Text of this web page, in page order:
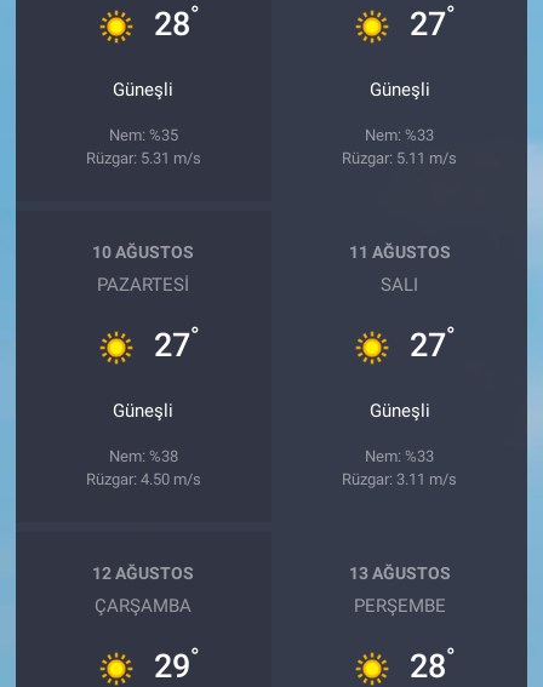
28°
Güneşli
Nem: %35
Rüzgar: 5.31 m/s
27°
Güneşli
Nem: %33
Rüzgar: 5.11 m/s
10 AĞUSTOS
PAZARTESI
27°
Güneşli
Nem: %38
Rüzgar: 4.50 m/s
11 AĞUSTOS
SALI
27°
Güneşli
Nem: %33
Rüzgar: 3.11 m/s
12 AĞUSTOS
ÇARŞAMBA
29°
13 AĞUSTOS
PERŞEMBE
28°